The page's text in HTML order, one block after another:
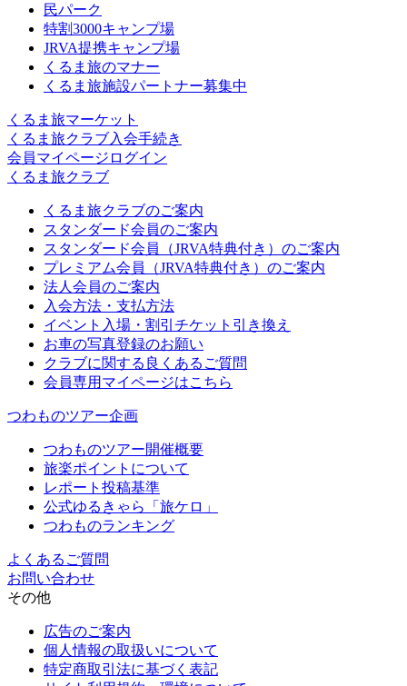
民パーク
特割3000キャンプ場
JRVA提携キャンプ場
くるま旅のマナー
くるま旅施設パートナー募集中
くるま旅マーケット
くるま旅クラブ入会手続き
会員マイページログイン
くるま旅クラブ
くるま旅クラブのご案内
スタンダード会員のご案内
スタンダード会員（JRVA特典付き）のご案内
プレミアム会員（JRVA特典付き）のご案内
法人会員のご案内
入会方法・支払方法
イベント入場・割引チケット引き換え
お車の写真登録のお願い
クラブに関する良くあるご質問
会員専用マイページはこちら
つわものツアー企画
つわものツアー開催概要
旅楽ポイントについて
レポート投稿基準
公式ゆるきゃら「旅ケロ」
つわものランキング
よくあるご質問
お問い合わせ
その他
広告のご案内
個人情報の取扱いについて
特定商取引法に基づく表記